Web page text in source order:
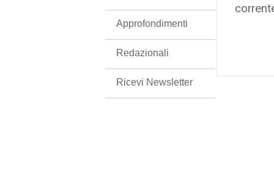
Approfondimenti
Redazionali
Ricevi Newsletter